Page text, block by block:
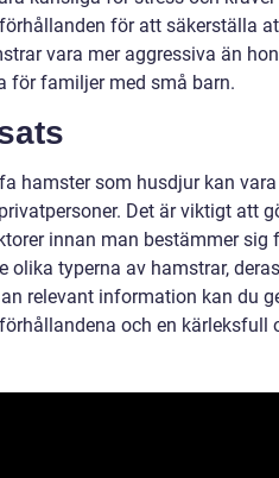
för att säkerställa
vara mer aggressiva än
för familjer med små barn.
hamster som husdjur kan
Det är viktigt att
innan man bestämmer sig
olika typerna av hamstrar,
relevant information kan du
och en kärleksfull